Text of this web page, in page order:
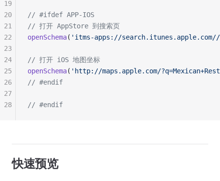
// #ifdef APP-IOS
// 打开 AppStore 到搜索页
openSchema( 'itms-apps://search.itunes.apple.com//
// 打开 iOS 地图坐标
openSchema( 'http://maps.apple.com/
// #endif
// #endif
19
20
21
22
23
24
25
26
27
28
快速预览